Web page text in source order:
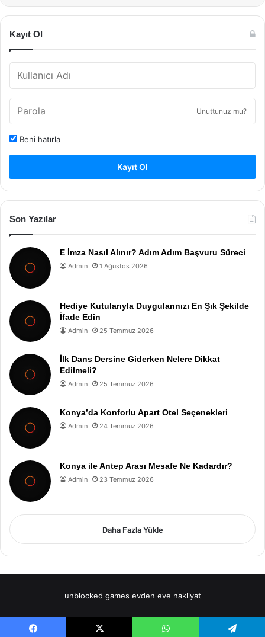
Kayıt Ol
Unuttunuz mu?
Beni hatırla
Kayıt Ol
Son Yazılar
E İmza Nasıl Alınır? Adım Adım Başvuru Süreci
Admin 1 Ağustos 2026
Hediye Kutularıyla Duygularınızı En Şık Şekilde
İfade Edin
Admin 25 Temmuz 2026
İlk Dans Dersine Giderken Nelere Dikkat
Edilmeli?
Admin 25 Temmuz 2026
Konya’da Konforlu Apart Otel Seçenekleri
Admin 24 Temmuz 2026
Konya ile Antep Arası Mesafe Ne Kadardır?
Admin 23 Temmuz 2026
Daha Fazla Yükle
unblocked games evden eve nakliyat